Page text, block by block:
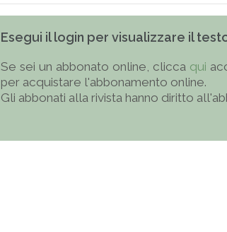
Esegui il login per visualizzare il
Se sei un abbonato online, clicca qui
per acquistare l'abbonamento online.
Gli abbonati alla rivista hanno diritto